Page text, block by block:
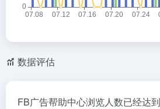
数据评估
FB广告帮助中心浏览人数已经达